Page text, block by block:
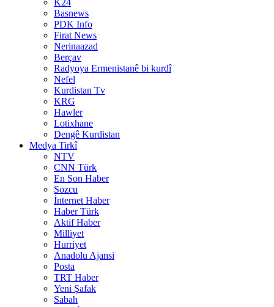
K24
Basnews
PDK Info
Firat News
Nerinaazad
Berçav
Radyoya Ermenistanê bi kurdî
Nefel
Kurdistan Tv
KRG
Hawler
Lotixhane
Dengê Kurdistan
Medya Tirkî
NTV
CNN Türk
En Son Haber
Sozcu
İnternet Haber
Haber Türk
Aktif Haber
Milliyet
Hurriyet
Anadolu Ajansi
Posta
TRT Haber
Yeni Şafak
Sabah